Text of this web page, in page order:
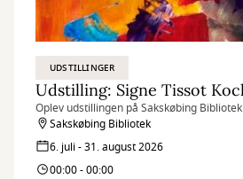
UDSTILLINGER
Oplev udstillingen på Sakskøbing Bibliotek
Sakskøbing Bibliotek
6. juli - 31. august 2026
00:00 - 00:00